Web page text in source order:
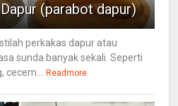
(parabot dapur)
perkakas dapur atau
sunda banyak sekali. Seperti
cecem... Readmore